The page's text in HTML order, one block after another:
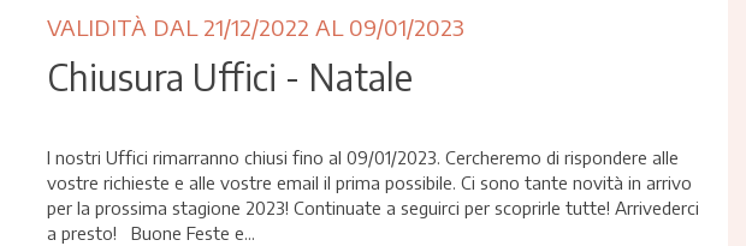
VALIDITÀ DAL 21/12/2022 AL 09/01/2023
Chiusura Uffici - Natale
I nostri Uffici rimarranno chiusi fino al 09/01/2023. Cercheremo di rispondere alle
vostre richieste e alle vostre email il prima possibile. Ci sono tante novità in arrivo
per la prossima stagione 2023! Continuate a seguirci per scoprirle tutte! Arrivederci
a presto! Buone Feste e...